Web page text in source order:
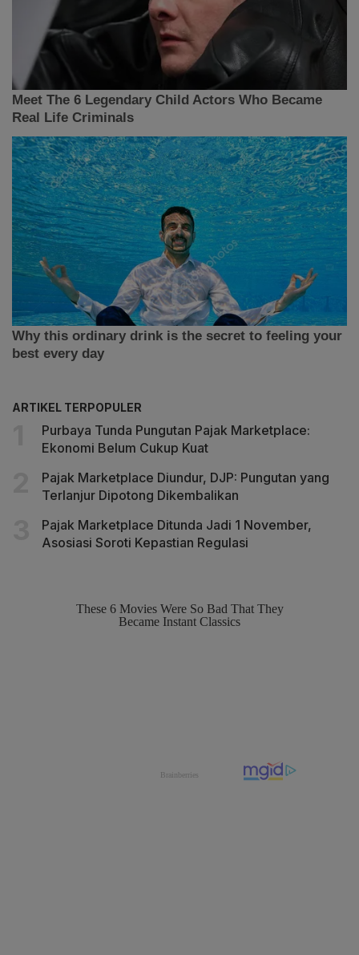
ARTIKEL TERPOPULER
Purbaya Tunda Pungutan Pajak Marketplace:
Ekonomi Belum Cukup Kuat
Pajak Marketplace Diundur, DJP: Pungutan yang
Terlanjur Dipotong Dikembalikan
Pajak Marketplace Ditunda Jadi 1 November,
Asosiasi Soroti Kepastian Regulasi